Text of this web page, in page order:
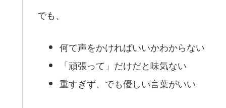
でも、
何て声をかければいいかわからない
「頑張って」だけだと味気ない
重すぎず、でも優しい言葉がいい